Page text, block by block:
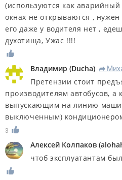
(используются как
окнах не открываются ,
его даже у водителя нет ,
духотища, Ужас !!!!
Владимир (Ducha) R
Претензии стоит
производителям автобусов, а
выпускающим на линию
выключенным)
3
Алексей Колпаков (
чтоб эксплуатантам